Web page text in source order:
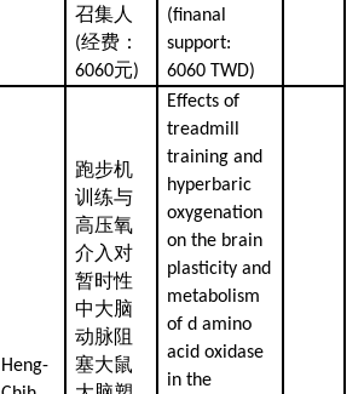
召集人
(经费：
6060元)
(finanal
support:
6060 TWD)
Heng-
跑步机
训练与
高压氧
介入对
暂时性
中大脑
动脉阻
塞大鼠
Effects of
treadmill
training and
hyperbaric
oxygenation
on the brain
plasticity and
metabolism
of d amino
acid oxidase
in the